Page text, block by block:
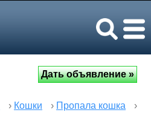
› Кошки › Пропала кошка
›